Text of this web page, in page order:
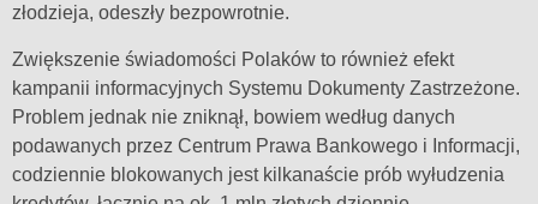
złodzieja, odeszły bezpowrotnie.
Zwiększenie świadomości Polaków to również efekt
kampanii informacyjnych Systemu Dokumenty Zastrzeżone.
Problem jednak nie zniknął, bowiem według danych
podawanych przez Centrum Prawa Bankowego i Informacji,
codziennie blokowanych jest kilkanaście prób wyłudzenia